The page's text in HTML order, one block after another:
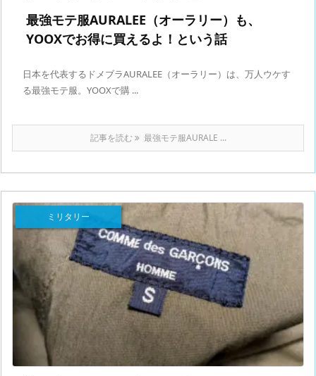
最強モテ服AURALEE（オーラリー）も、
YOOXでお得に買えるよ！という話
日本を代表するドメブラAURALEE（オーラリー）は、万人ウケす
る最強モテ服。YOOXで購 ...
記事を読む 最強モテ服AURALE ...
ミリタリー